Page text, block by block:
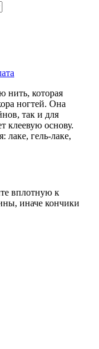
нить, которая
ногтей. Она
так и для
клеевую основу.
лаке, гель-лаке,
вплотную к
иначе кончики